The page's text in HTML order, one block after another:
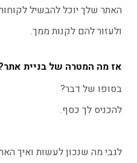
האתר שלך יוכל להבשיל
ולעזור להם לקנות ממך.
אז מה המטרה של בניית
בסופו של דבר?
להכניס לך כסף.
לגבי מה שנכון לעשות ואיך